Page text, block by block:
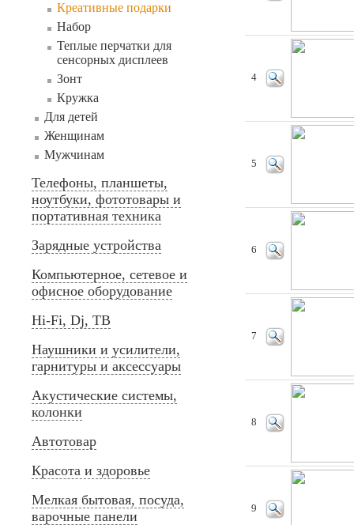
Креативные подарки
Набор
Теплые перчатки для
сенсорных дисплеев
Зонт
Кружка
Для детей
Женщинам
Мужчинам
Телефоны, планшеты,
ноутбуки, фототовары и
портативная техника
Зарядные устройства
Компьютерное, сетевое и
офисное оборудование
Hi-Fi, Dj, ТВ
Наушники и усилители,
гарнитуры и аксессуары
Акустические системы,
колонки
Автотовар
Красота и здоровье
Мелкая бытовая, посуда,
варочные панели
4
5
6
7
8
9